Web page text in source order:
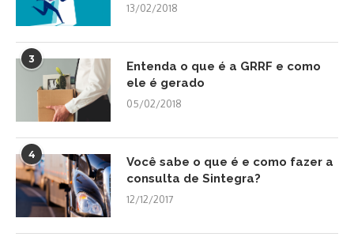
13/02/2018
3
Entenda o que é a GRRF e como
ele é gerado
05/02/2018
4
Você sabe o que é e como fazer a
consulta de Sintegra?
12/12/2017